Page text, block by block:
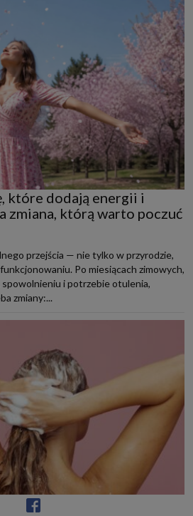
które dodają energii i
zmiana, którą warto poczuć
przejścia — nie tylko w przyrodzie,
Po miesiącach zimowych,
i potrzebie otulenia,
zmiany:...